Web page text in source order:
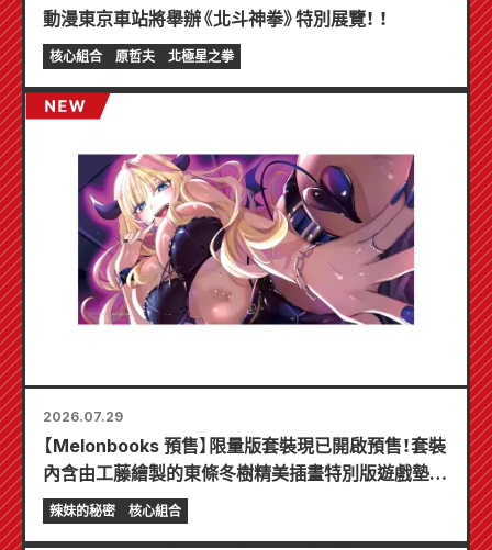
動漫東京車站將舉辦《北斗神拳》特別展覽！ ！
核心組合 原哲夫 北極星之拳
2026.07.29
【Melonbooks 預售】限量版套裝現已開啟預售！套裝
內含由工藤繪製的東條冬樹精美插畫特別版遊戲墊！
《辣妹新娘的秘密》最新第6卷將於10月20日發售！
辣妹的秘密 核心組合